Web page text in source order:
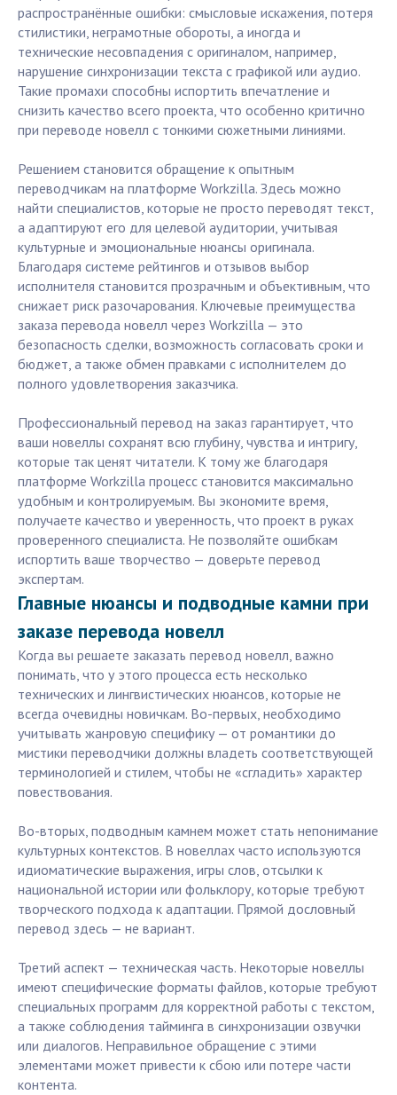
распространённые ошибки: смысловые искажения, потеря
стилистики, неграмотные обороты, а иногда и
технические несовпадения с оригиналом, например,
нарушение синхронизации текста с графикой или аудио.
Такие промахи способны испортить впечатление и
снизить качество всего проекта, что особенно критично
при переводе новелл с тонкими сюжетными линиями.
Решением становится обращение к опытным
переводчикам на платформе Workzilla. Здесь можно
найти специалистов, которые не просто переводят текст,
а адаптируют его для целевой аудитории, учитывая
культурные и эмоциональные нюансы оригинала.
Благодаря системе рейтингов и отзывов выбор
исполнителя становится прозрачным и объективным, что
снижает риск разочарования. Ключевые преимущества
заказа перевода новелл через Workzilla — это
безопасность сделки, возможность согласовать сроки и
бюджет, а также обмен правками с исполнителем до
полного удовлетворения заказчика.
Профессиональный перевод на заказ гарантирует, что
ваши новеллы сохранят всю глубину, чувства и интригу,
которые так ценят читатели. К тому же благодаря
платформе Workzilla процесс становится максимально
удобным и контролируемым. Вы экономите время,
получаете качество и уверенность, что проект в руках
проверенного специалиста. Не позволяйте ошибкам
испортить ваше творчество — доверьте перевод
экспертам.
Главные нюансы и подводные камни при
заказе перевода новелл
Когда вы решаете заказать перевод новелл, важно
понимать, что у этого процесса есть несколько
технических и лингвистических нюансов, которые не
всегда очевидны новичкам. Во-первых, необходимо
учитывать жанровую специфику — от романтики до
мистики переводчики должны владеть соответствующей
терминологией и стилем, чтобы не «сгладить» характер
повествования.
Во-вторых, подводным камнем может стать непонимание
культурных контекстов. В новеллах часто используются
идиоматические выражения, игры слов, отсылки к
национальной истории или фольклору, которые требуют
творческого подхода к адаптации. Прямой дословный
перевод здесь — не вариант.
Третий аспект — техническая часть. Некоторые новеллы
имеют специфические форматы файлов, которые требуют
специальных программ для корректной работы с текстом,
а также соблюдения тайминга в синхронизации озвучки
или диалогов. Неправильное обращение с этими
элементами может привести к сбою или потере части
контента.